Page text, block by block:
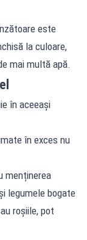
este
la culoare,
mai multă apă.
în aceeași
în exces nu
menținerea
legumele bogate
roșiile, pot